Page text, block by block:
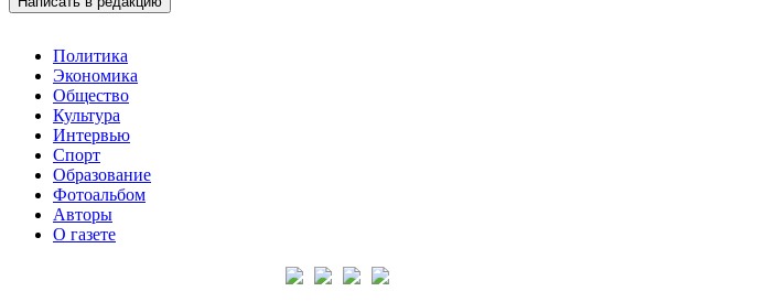
Политика
Экономика
Общество
Культура
Интервью
Спорт
Образование
Фотоальбом
Авторы
О газете